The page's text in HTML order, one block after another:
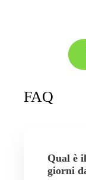
FAQ
Qual è
giorni